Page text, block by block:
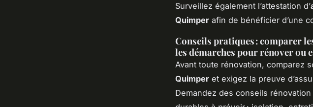
Surveillez également l’attestation d’
Quimper afin de bénéficier d’une
Conseils pratiques : comparer
les démarches pour rénover ou
Avant toute rénovation, comparez
Quimper et exigez la preuve
Demandez des conseils